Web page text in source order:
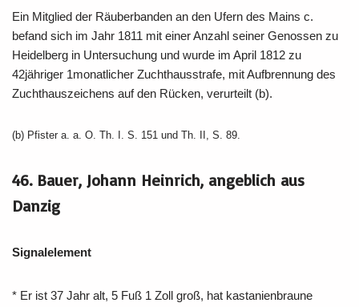
Ein Mitglied der Räuberbanden an den Ufern des Mains c.
befand sich im Jahr 1811 mit einer Anzahl seiner Genossen zu
Heidelberg in Untersuchung und wurde im April 1812 zu
42jähriger 1monatlicher Zuchthausstrafe, mit Aufbrennung des
Zuchthauszeichens auf den Rücken, verurteilt (b).
(b) Pfister a. a. O. Th. I. S. 151 und Th. II, S. 89.
46. Bauer, Johann Heinrich, angeblich aus
Danzig
Signalelement
* Er ist 37 Jahr alt, 5 Fuß 1 Zoll groß, hat kastanienbraune